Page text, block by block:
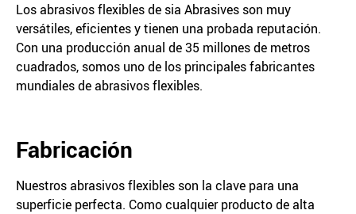
Los abrasivos flexibles de sia Abrasives son muy
versátiles, eficientes y tienen una probada reputación.
Con una producción anual de 35 millones de metros
cuadrados, somos uno de los principales fabricantes
mundiales de abrasivos flexibles.
Fabricación
Nuestros abrasivos flexibles son la clave para una
superficie perfecta. Como cualquier producto de alta